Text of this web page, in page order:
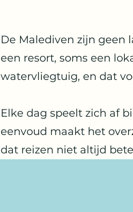
De Malediven zijn geen
een resort, soms een
watervliegtuig, en dat
Elke dag speelt zich af
eenvoud maakt het
dat reizen niet altijd